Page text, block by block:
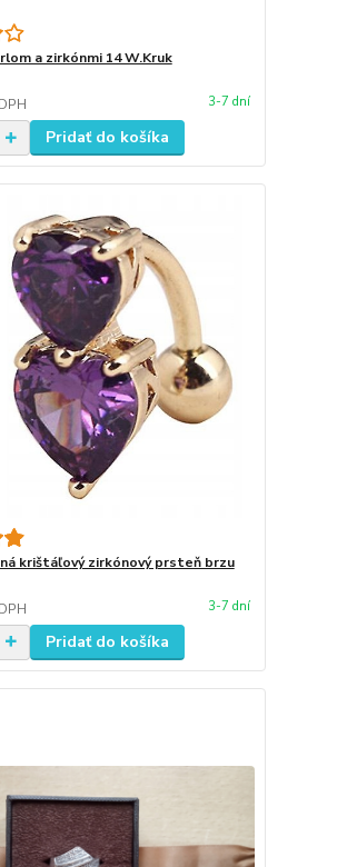
a zirkónmi 14 W.Kruk
3-7 dní
Pridať do košíka
krištáľový zirkónový prsteň brzu
3-7 dní
Pridať do košíka